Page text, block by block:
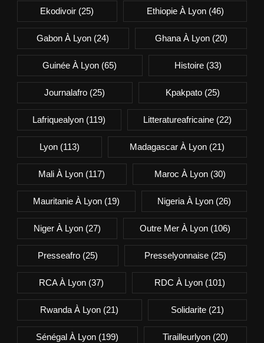
Ekodivoir (25) Ethiopie À Lyon(46)
Gabon À Lyon (24) Ghana À Lyon(20)
Guinée À Lyon (65) Histoire(33)
Journalafro (25) Kpakpato(25)
Lafriquealyon (119) Litteratureafricaine(22)
Lyon(113) Madagascar À Lyon (21)
Mali À Lyon (117) Maroc À Lyon(30)
Mauritanie À Lyon(19) Nigeria À Lyon (26)
Niger À Lyon(27) Outre Mer À Lyon (106)
Presseafro(25) Presselyonnaise (25)
RCA À Lyon (37) RDC À Lyon(101)
Rwanda À Lyon (21) Solidarite(21)
Sénégal À Lyon (199) Tirailleurlyon(20)